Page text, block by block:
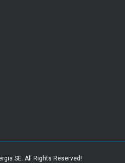
SE. All Rights Reserved!